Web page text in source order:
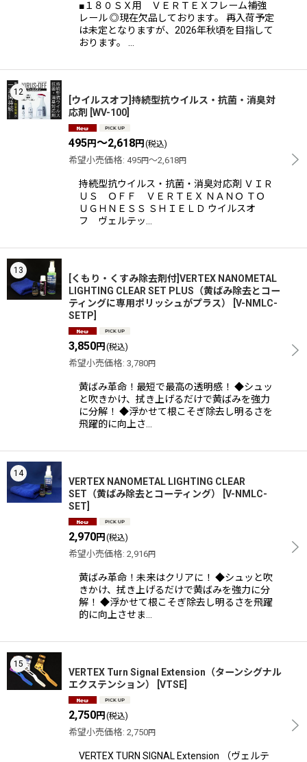
■１８０ＳＸ用 ＶＥＲＴＥＸフレーム補強
レール ◎現在欠品しております。 再入荷予定
は未定となりますが、2026年秋頃を目指して
おります。 …
12
[ウイルスオフ]持続型抗ウイルス・抗菌・消臭対
応剤
WV-100
495円～2,618円 (税込)
希望小売価格: 495円～2,618円
持続型抗ウイルス・抗菌・消臭対応剤 ＶＩＲ
ＵＳ ＯＦＦ ＶＥＲＴＥＸ ＮＡＮＯ ＴＯ
ＵＧＨＮＥＳＳ ＳＨＩＥＬＤ ウイルスオ
フ ヴェルテッ…
13
[くもり・くすみ除去剤付]VERTEX NANOMETAL
LIGHTING CLEAR SET PLUS（黄ばみ除去とコー
ティングに専用ポリッシュがプラス）
V-NMLC-
SETP
3,850円 (税込)
希望小売価格: 3,780円
黄ばみ革命！最短で最高の透明感！ ◆シュッ
と吹きかけ、拭き上げるだけで黄ばみを強力
に分解！ ◆浮かせて根こそぎ除去し明るさを
飛躍的に向上さ…
14
VERTEX NANOMETAL LIGHTING CLEAR
SET（黄ばみ除去とコーティング）
V-NMLC-
SET
2,970円 (税込)
希望小売価格: 2,916円
黄ばみ革命！未来はクリアに！ ◆シュッと吹
きかけ、拭き上げるだけで黄ばみを強力に分
解！ ◆浮かせて根こそぎ除去し明るさを飛躍
的に向上させま…
15
VERTEX Turn Signal Extension（ターンシグナル
エクステンション）
VTSE
2,750円 (税込)
希望小売価格: 2,750円
VERTEX TURN SIGNAL Extension （ヴェルテ